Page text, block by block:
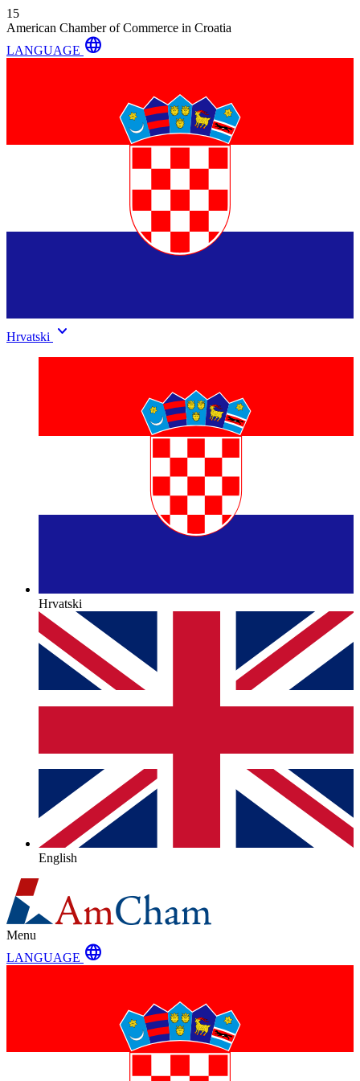
15
American Chamber of Commerce in Croatia
LANGUAGE language
Hrvatski keyboard_arrow_down
Hrvatski
English
Menu
LANGUAGE language